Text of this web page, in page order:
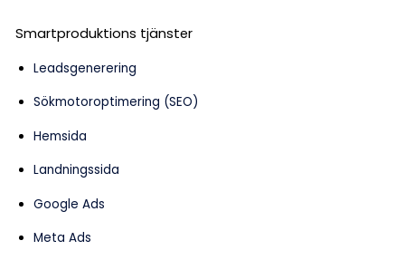
Smartproduktions tjänster
Leadsgenerering
Sökmotoroptimering (SEO)
Hemsida
Landningssida
Google Ads
Meta Ads